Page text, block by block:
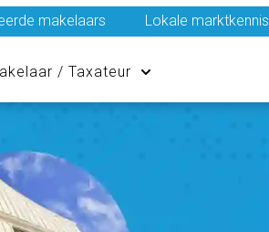
makelaars Lokale marktkennis
/ Taxateur